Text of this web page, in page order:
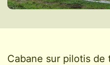
Cabane sur pilotis de